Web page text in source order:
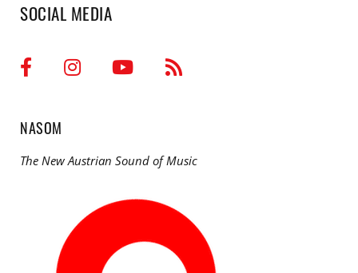
SOCIAL MEDIA
NASOM
The New Austrian Sound of Music